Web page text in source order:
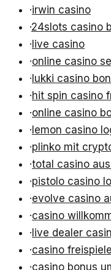
·irwin casino
·24slots casino
· live casino
·online casino
· lukki casino
·hit spin casino
·online casino
· lemon casino
·plinko mit
·total casino
·pistolo casino
·evolve casino
·casino
· live dealer
·casino freispiele
·casino bonus